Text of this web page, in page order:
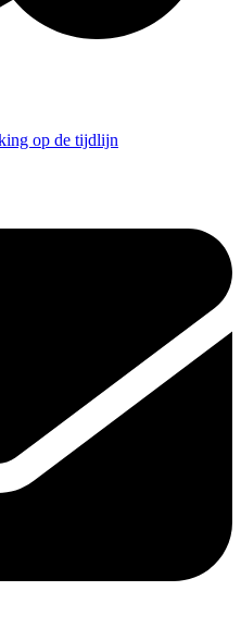
op de tijdlijn